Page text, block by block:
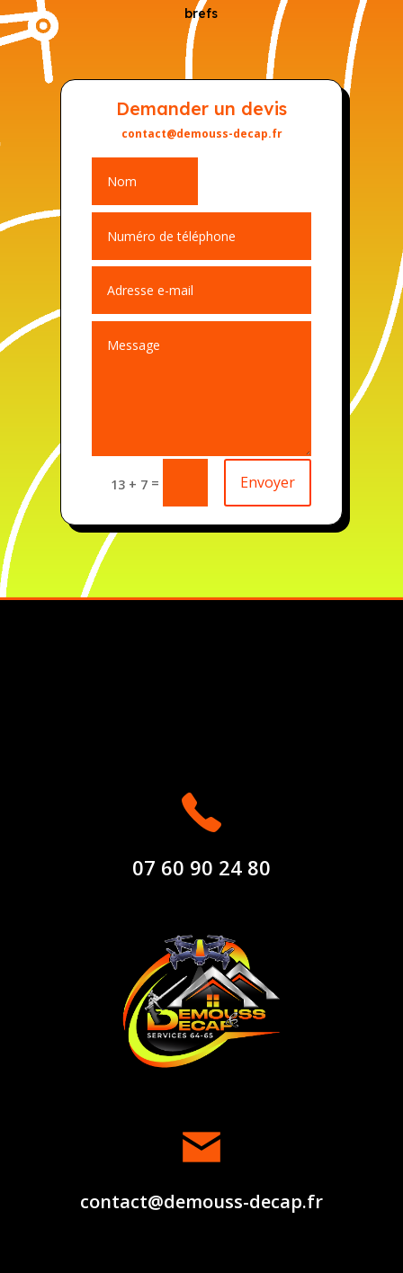
brefs
Demander un devis
contact@demouss-decap.fr
13 + 7 = Envoyer
07 60 90 24 80
contact@demouss-decap.fr